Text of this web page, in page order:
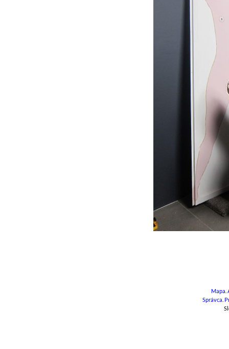
Mapa.
Správca.